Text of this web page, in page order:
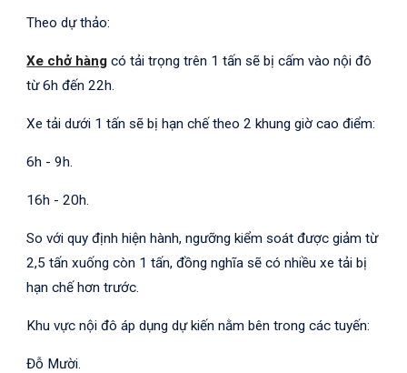
Theo dự thảo:
Xe chở hàng có tải trọng trên 1 tấn sẽ bị cấm vào nội đô
từ 6h đến 22h.
Xe tải dưới 1 tấn sẽ bị hạn chế theo 2 khung giờ cao điểm:
6h - 9h.
16h - 20h.
So với quy định hiện hành, ngưỡng kiểm soát được giảm từ
2,5 tấn xuống còn 1 tấn, đồng nghĩa sẽ có nhiều xe tải bị
hạn chế hơn trước.
Khu vực nội đô áp dụng dự kiến nằm bên trong các tuyến:
Đỗ Mười.